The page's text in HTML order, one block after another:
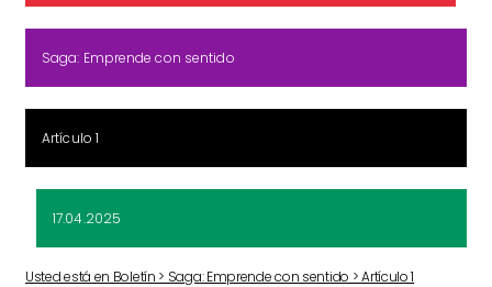
Saga: Emprende con sentido
Artículo 1
17.04.2025
Usted está en Boletín > Saga: Emprende con sentido > Artículo 1